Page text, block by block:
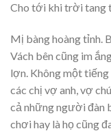
Cho tới khi trời tang
Mị bàng hoàng tỉnh.
Vách bên cũng im
lợn. Không một
các chị vợ anh, vợ
cả những người đàn
chơi hay là họ cũng